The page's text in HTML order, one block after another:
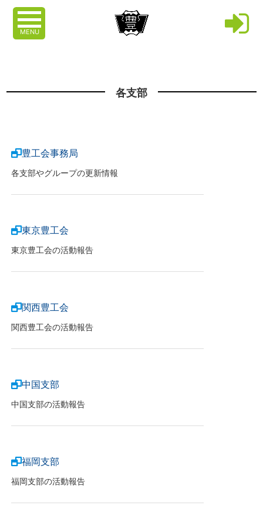
MENU
各支部
豊工会事務局
各支部やグループの更新情報
東京豊工会
東京豊工会の活動報告
関西豊工会
関西豊工会の活動報告
中国支部
中国支部の活動報告
福岡支部
福岡支部の活動報告